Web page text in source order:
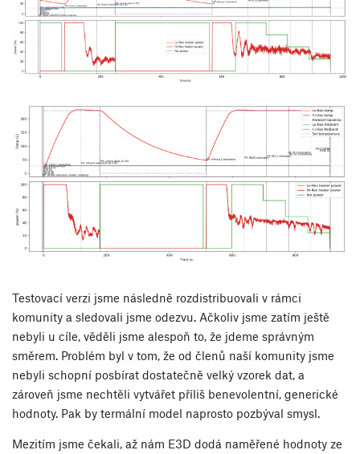
Testovací verzi jsme následně rozdistribuovali v rámci
komunity a sledovali jsme odezvu. Ačkoliv jsme zatím ještě
nebyli u cíle, věděli jsme alespoň to, že jdeme správným
směrem. Problém byl v tom, že od členů naší komunity jsme
nebyli schopní posbírat dostatečně velký vzorek dat, a
zároveň jsme nechtěli vytvářet příliš benevolentní, generické
hodnoty. Pak by termální model naprosto pozbýval smysl.
Mezitím jsme čekali, až nám E3D dodá naměřené hodnoty ze